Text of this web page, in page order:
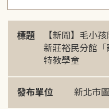
標題
【新聞】毛小
新莊裕民分館
特教學童
發布單位 新北市